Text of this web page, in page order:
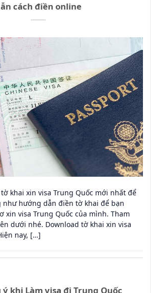
cách điền online
khai xin visa Trung Quốc mới nhất để
như hướng dẫn điền tờ khai để bạn
xin visa Trung Quốc của mình. Tham
dưới nhé. Download tờ khai xin visa
nay, […]
khi Làm visa đi Trung Quốc